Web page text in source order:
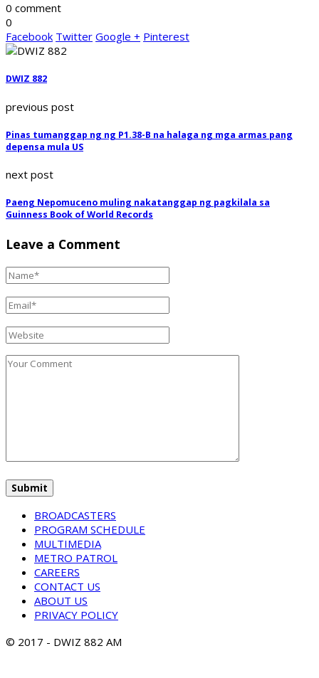
0 comment
0
Facebook Twitter Google + Pinterest
DWIZ 882
previous post
Pinas tumanggap ng ng P1.38-B na halaga ng mga armas pang
depensa mula US
next post
Paeng Nepomuceno muling nakatanggap ng pagkilala sa
Guinness Book of World Records
Leave a Comment
BROADCASTERS
PROGRAM SCHEDULE
MULTIMEDIA
METRO PATROL
CAREERS
CONTACT US
ABOUT US
PRIVACY POLICY
© 2017 - DWIZ 882 AM